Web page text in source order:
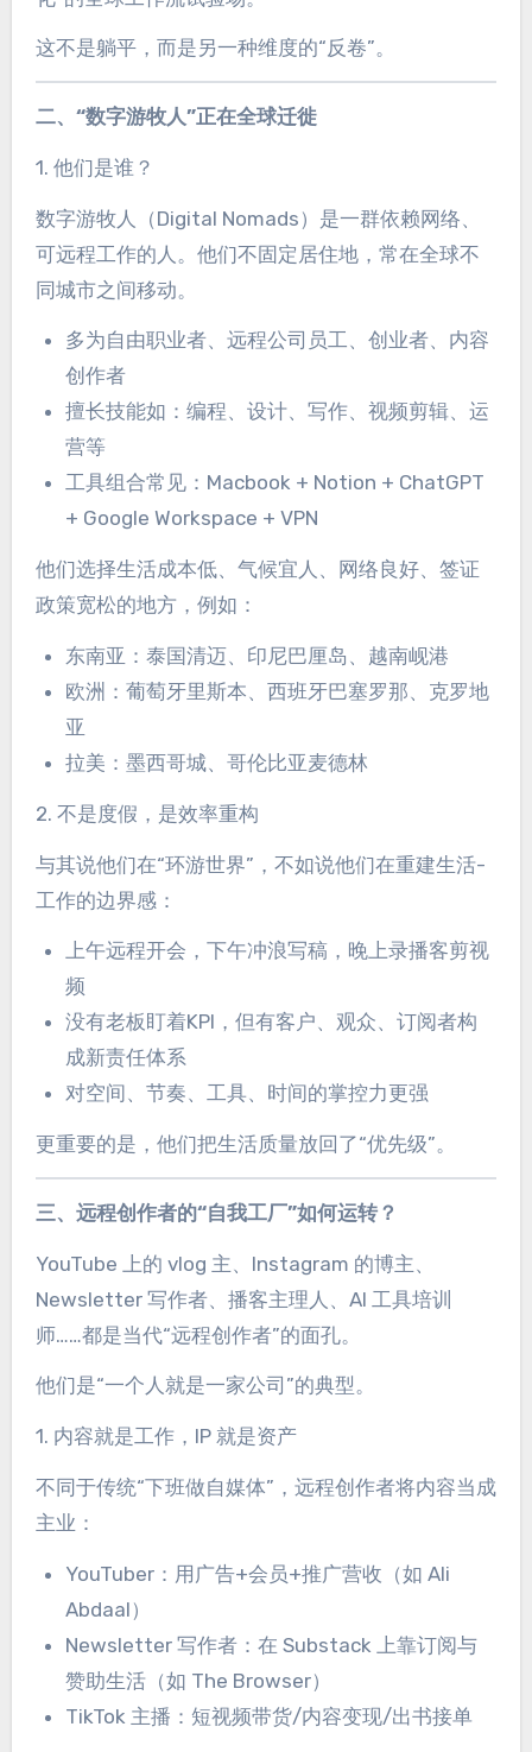
这不是躺平，而是另一种维度的“反卷”。
二、“数字游牧人”正在全球迁徙
1. 他们是谁？
数字游牧人（Digital Nomads）是一群依赖网络、
可远程工作的人。他们不固定居住地，常在全球不
同城市之间移动。
多为自由职业者、远程公司员工、创业者、内容
创作者
擅长技能如：编程、设计、写作、视频剪辑、运
营等
工具组合常见：Macbook + Notion + ChatGPT
+ Google Workspace + VPN
他们选择生活成本低、气候宜人、网络良好、签证
政策宽松的地方，例如：
东南亚：泰国清迈、印尼巴厘岛、越南岘港
欧洲：葡萄牙里斯本、西班牙巴塞罗那、克罗地
亚
拉美：墨西哥城、哥伦比亚麦德林
2. 不是度假，是效率重构
与其说他们在“环游世界”，不如说他们在重建生活-
工作的边界感：
上午远程开会，下午冲浪写稿，晚上录播客剪视
频
没有老板盯着KPI，但有客户、观众、订阅者构
成新责任体系
对空间、节奏、工具、时间的掌控力更强
更重要的是，他们把生活质量放回了“优先级”。
三、远程创作者的“自我工厂”如何运转？
YouTube 上的 vlog 主、Instagram 的博主、
Newsletter 写作者、播客主理人、AI 工具培训
师……都是当代“远程创作者”的面孔。
他们是“一个人就是一家公司”的典型。
1. 内容就是工作，IP 就是资产
不同于传统“下班做自媒体”，远程创作者将内容当成
主业：
YouTuber：用广告+会员+推广营收（如 Ali
Abdaal）
Newsletter 写作者：在 Substack 上靠订阅与
赞助生活（如 The Browser）
TikTok 主播：短视频带货/内容变现/出书接单